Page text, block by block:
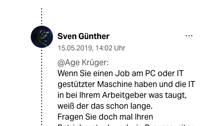
Sven Günther
15.05.2019, 14:02 Uhr
@Age Krüger:
Wenn Sie einen Job am PC oder IT
gestützter Maschine haben und die IT
in bei Ihrem Arbeitgeber was taugt,
weiß der das schon lange.
Fragen Sie doch mal Ihren